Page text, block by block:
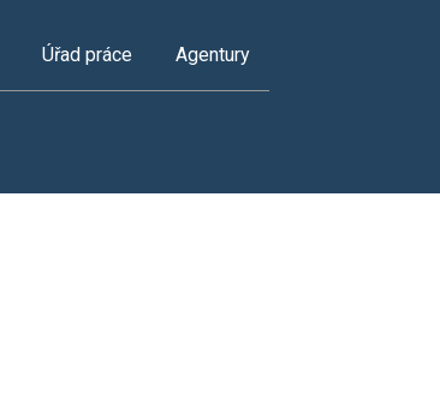
Úřad práce Agentury